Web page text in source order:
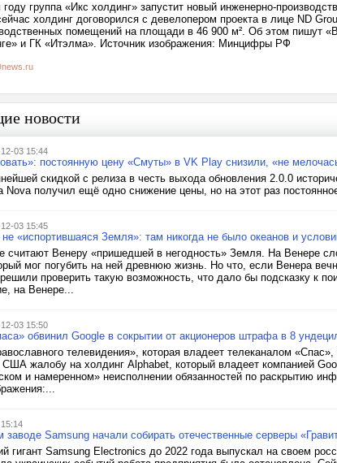
группа «Икс холдинг» запустит новый инженерно-
холдинг договорился с девелопером проекта в лице ND
помещений на площади в 46 900 м². Об этом пишут
и ГК «Итэлма». Источник изображения: Минцифры РФ
новости
12-03 15:44
постоянную цену «Смуты» в VK Play снизили, «не
скидкой с релиза в честь выхода обновления 2.0.0
Nova получил ещё одно снижение цены, но на этот раз
12-03 15:45
«испортившаяся Земля»: там никогда не было океанов и
считают Венеру «пришедшей в негодность» Земля. На Венере
мог погубить на ней древнюю жизнь. Но что, если Венера
проверить такую возможность, что дало бы подсказку к
на Венере...
12-03 15:50
обвинил Google в сокрытии от акционеров штрафа в 8
телевидения», которая владеет телеканалом
жалобу на холдинг Alphabet, который владеет компанией
и намеренном» неисполнении обязанностей по раскрытию
заводе Samsung начали собирать отечественные серверы
гигант Samsung Electronics до 2022 года выпускал на своем